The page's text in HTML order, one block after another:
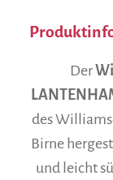
Der
des
Birne
und leicht